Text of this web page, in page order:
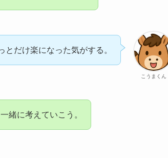
こうまくん
だけ楽になった気がする。
緒に考えていこう。